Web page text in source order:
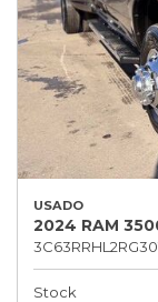
USADO
2024 RAM
Stock